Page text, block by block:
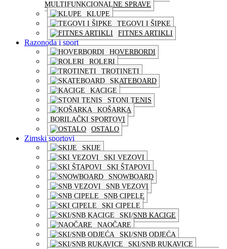
MULTIFUNKCIONALNE SPRAVE
KLUPE
TEGOVI I ŠIPKE
FITNES ARTIKLI
Razonoda i sport
HOVERBORDI
ROLERI
TROTINETI
SKATEBOARD
KACIGE
STONI TENIS
KOŠARKA
BORILAČKI SPORTOVI
OSTALO
Zimski sportovi
SKIJE
SKI VEZOVI
SKI ŠTAPOVI
SNOWBOARD
SNB VEZOVI
SNB CIPELE
SKI CIPELE
SKI/SNB KACIGE
NAOČARE
SKI/SNB ODJEĆA
SKI/SNB RUKAVICE